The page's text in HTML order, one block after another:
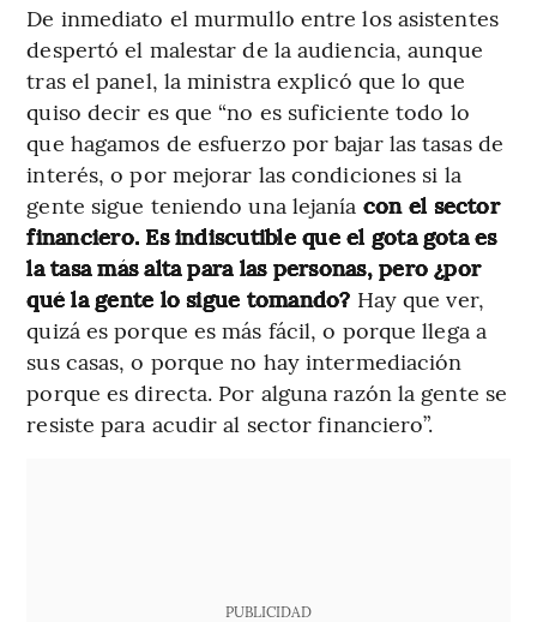
De inmediato el murmullo entre los asistentes
despertó el malestar de la audiencia, aunque
tras el panel, la ministra explicó que lo que
quiso decir es que “no es suficiente todo lo
que hagamos de esfuerzo por bajar las tasas de
interés, o por mejorar las condiciones si la
gente sigue teniendo una lejanía con el sector
financiero. Es indiscutible que el gota gota es
la tasa más alta para las personas, pero ¿por
qué la gente lo sigue tomando? Hay que ver,
quizá es porque es más fácil, o porque llega a
sus casas, o porque no hay intermediación
porque es directa. Por alguna razón la gente se
resiste para acudir al sector financiero”.
PUBLICIDAD